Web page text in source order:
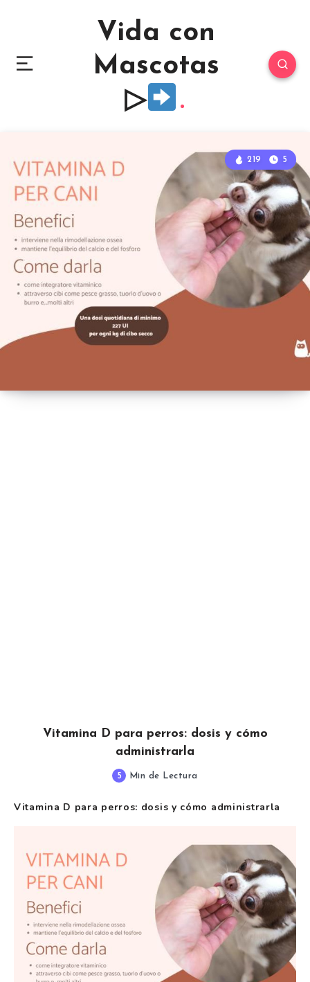
Vida con
Mascotas
▷
Vitamina D para perros: dosis y cómo
administrarla
219 5
5 Min de Lectura
Vitamina D para perros: dosis y cómo administrarla